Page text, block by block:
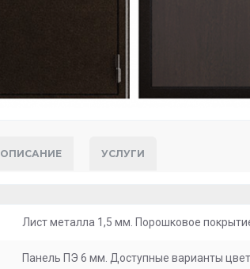
ОПИСАНИЕ УСЛУГИ
Лист металла 1,5 мм. Порошковое
Панель ПЭ 6 мм. Доступные варианты